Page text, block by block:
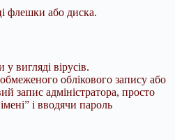
флешки або диска.
вигляді вірусів.
облікового запису або
запис адміністратора, просто
і вводячи пароль